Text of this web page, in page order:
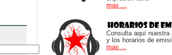
mas ...
Consulta aquí nuestra
y los horarios de
mas ...